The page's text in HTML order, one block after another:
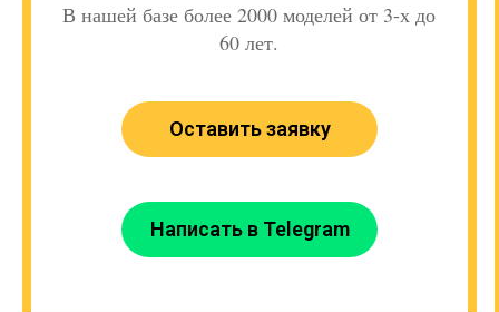
В нашей базе более 2000 моделей от 3-х до
60 лет.
Оставить заявку
Написать в Telegram